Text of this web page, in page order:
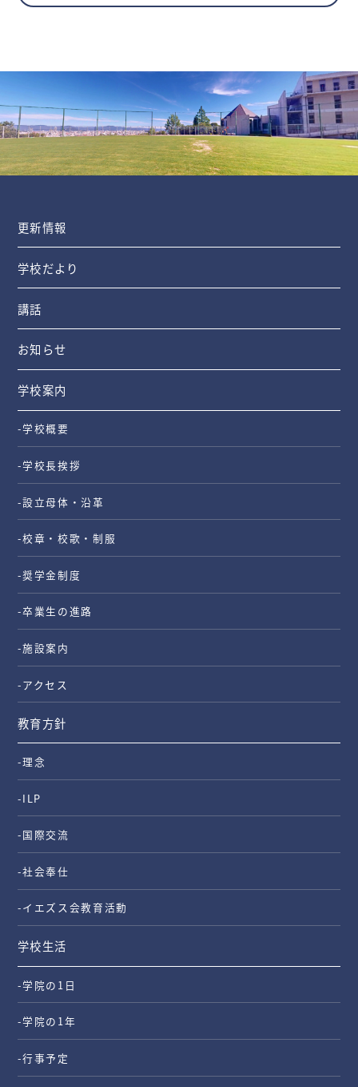
更新情報
学校だより
講話
お知らせ
学校案内
-学校概要
-学校長挨拶
-設立母体・沿革
-校章・校歌・制服
-奨学金制度
-卒業生の進路
-施設案内
-アクセス
教育方針
-理念
-ILP
-国際交流
-社会奉仕
-イエズス会教育活動
学校生活
-学院の1日
-学院の1年
-行事予定